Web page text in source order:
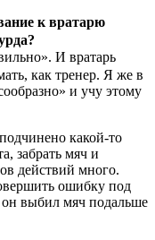
к вратарю
И вратарь
как тренер. Я же в
и учу этому
какой-то
забрать мяч и
действий много.
ошибку под
он выбил мяч подальше